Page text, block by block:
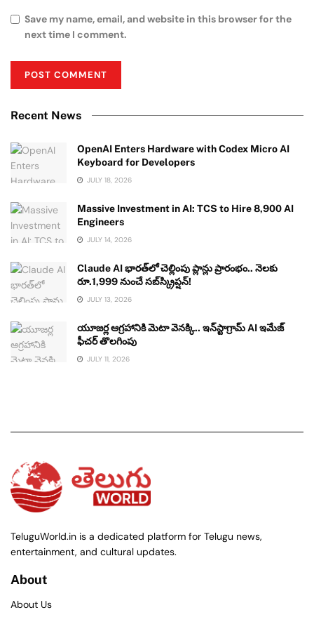
Save my name, email, and website in this browser for the
next time I comment.
Recent News
OpenAI Enters Hardware with Codex Micro AI
Keyboard for Developers
JULY 18, 2026
Massive Investment in AI: TCS to Hire 8,900 AI
Engineers
JULY 14, 2026
Claude AI భారత్‌లో చెల్లింపు ప్లాన్లు ప్రారంభం.. నెలకు
రూ.1,999 నుంచే సబ్‌స్క్రిప్షన్!
JULY 13, 2026
యూజర్ల ఆగ్రహానికి మెటా వెనక్కి.. ఇన్‌స్టాగ్రామ్ AI ఇమేజ్
ఫీచర్ తొలగింపు
JULY 11, 2026
TeluguWorld.in is a dedicated platform for Telugu news,
entertainment, and cultural updates.
About
About Us